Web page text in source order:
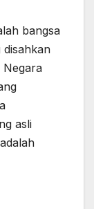
bangsa
disahkan
Negara
asli